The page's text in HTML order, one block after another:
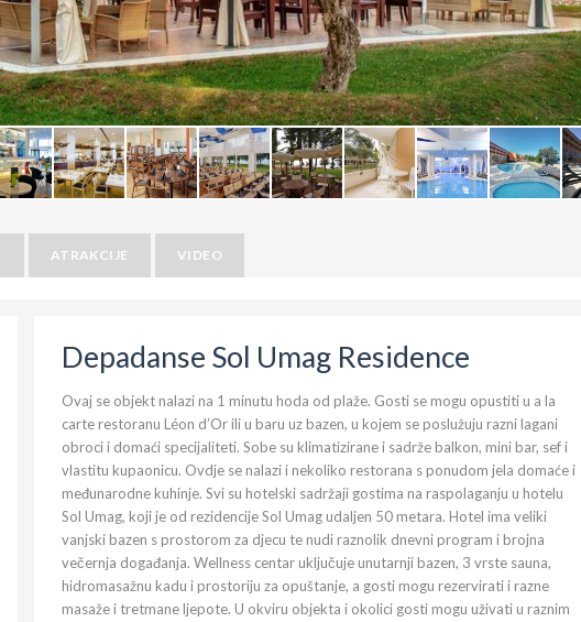
ATRAKCIJE VIDEO
Depadanse Sol Umag Residence
Ovaj se objekt nalazi na 1 minutu hoda od plaže. Gosti se mogu opustiti u a la
carte restoranu Léon d’Or ili u baru uz bazen, u kojem se poslužuju razni lagani
obroci i domaći specijaliteti. Sobe su klimatizirane i sadrže balkon, mini bar, sef i
vlastitu kupaonicu. Ovdje se nalazi i nekoliko restorana s ponudom jela domaće i
međunarodne kuhinje. Svi su hotelski sadržaji gostima na raspolaganju u hotelu
Sol Umag, koji je od rezidencije Sol Umag udaljen 50 metara. Hotel ima veliki
vanjski bazen s prostorom za djecu te nudi raznolik dnevni program i brojna
večernja događanja. Wellness centar uključuje unutarnji bazen, 3 vrste sauna,
hidromasažnu kadu i prostoriju za opuštanje, a gosti mogu rezervirati i razne
masaže i tretmane ljepote. U okviru objekta i okolici gosti mogu uživati u raznim